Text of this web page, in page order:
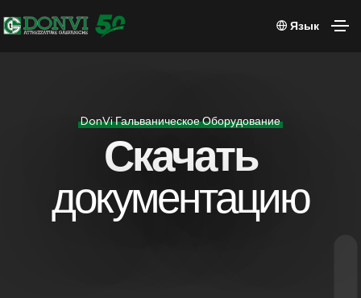
Язык
DonVi Гальваническое Оборудование
Скачать
документацию